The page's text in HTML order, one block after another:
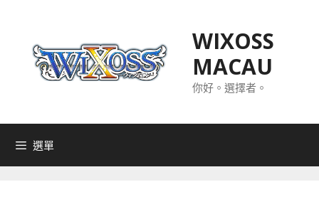
WIXOSS
MACAU
你好。選擇者。
選單